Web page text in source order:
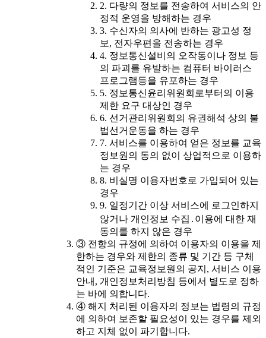
2. 다량의 정보를 전송하여 서비스의 안
정적 운영을 방해하는 경우
3. 수신자의 의사에 반하는 광고성 정
보, 전자우편을 전송하는 경우
4. 정보통신설비의 오작동이나 정보 등
의 파괴를 유발하는 컴퓨터 바이러스
프로그램등을 유포하는 경우
5. 정보통신윤리위원회로부터의 이용
제한 요구 대상인 경우
6. 선거관리위원회의 유권해석 상의 불
법선거운동을 하는 경우
7. 서비스를 이용하여 얻은 정보를 교육
정보원의 동의 없이 상업적으로 이용하
는 경우
8. 비실명 이용자번호로 가입되어 있는
경우
9. 일정기간 이상 서비스에 로그인하지
않거나 개인정보 수집․이용에 대한 재
동의를 하지 않은 경우
③ 전항의 규정에 의하여 이용자의 이용을 제
한하는 경우와 제한의 종류 및 기간 등 구체
적인 기준은 교육정보원의 공지, 서비스 이용
안내, 개인정보처리방침 등에서 별도로 정하
는 바에 의합니다.
④ 해지 처리된 이용자의 정보는 법령의 규정
에 의하여 보존할 필요성이 있는 경우를 제외
하고 지체 없이 파기합니다.